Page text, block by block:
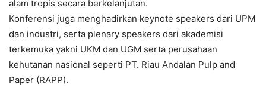
alam tropis secara berkelanjutan.
Konferensi juga menghadirkan keynote speakers dari UPM
dan industri, serta plenary speakers dari akademisi
terkemuka yakni UKM dan UGM serta perusahaan
kehutanan nasional seperti PT. Riau Andalan Pulp and
Paper (RAPP).